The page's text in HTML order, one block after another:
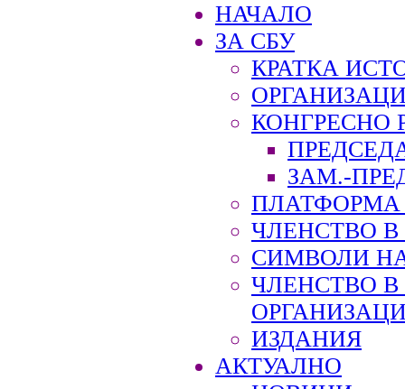
НАЧАЛО
ЗА СБУ
КРАТКА
КОНГРЕСНО
ЗАМ.-
ПЛАТФОРМА
ЧЛЕНСТВО В
СИМВОЛИ
ЧЛЕНСТВО
ИЗДАНИЯ
АКТУАЛНО